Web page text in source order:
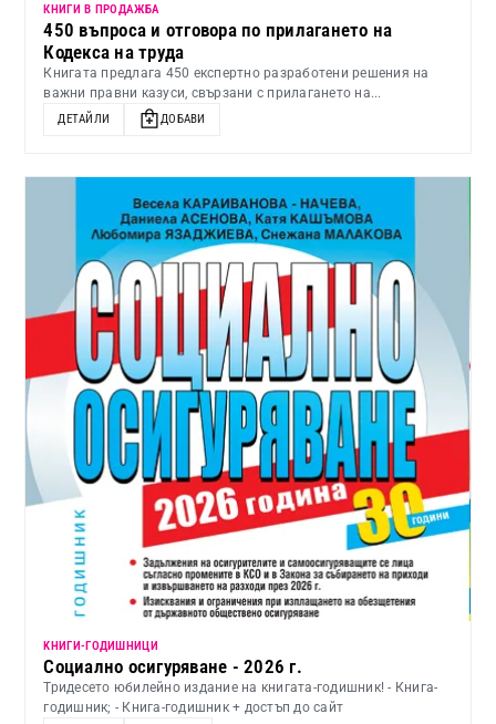
КНИГИ В ПРОДАЖБА
450 въпроса и отговора по прилагането на
Кодекса на труда
Книгата предлага 450 експертно разработени решения на
важни правни казуси, свързани с прилагането на...
ДЕТАЙЛИ ДОБАВИ
KНИГИ-ГОДИШНИЦИ
Социално осигуряване - 2026 г.
Тридесето юбилейно издание на книгата-годишник! - Книга-
годишник; - Книга-годишник + достъп до сайт